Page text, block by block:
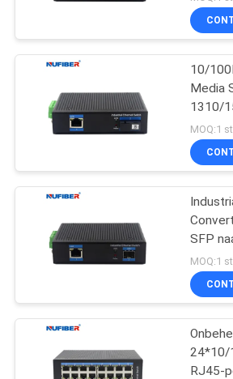
Direct maak
vast
Unmanaged
Industriële
Schakelaar
-40-
10/
Media
1310/
-
MOQ:1
SFP
Gigabit
MOQ:1
24*10/
RJ45-